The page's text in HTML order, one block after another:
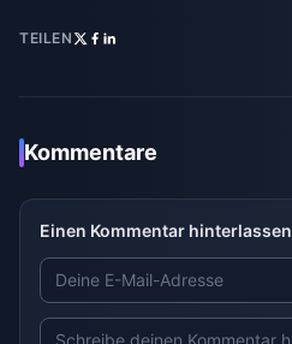
TEILEN
Kommentare
Einen Kommentar hinterlassen